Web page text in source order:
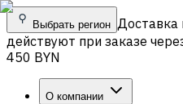
Выбрать регион Доставка
действуют при заказе
450 BYN
О компании